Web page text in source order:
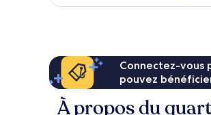
Connectez-vous
pouvez
À propos du